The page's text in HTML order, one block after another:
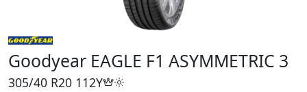
Goodyear EAGLE F1 ASYMMETRIC 3
305/40 R20 112Y